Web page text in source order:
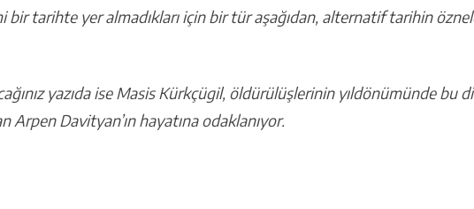
bir tarihte yer almadıkları için bir tür aşağıdan, alternatif tarihin
yazıda ise Masis Kürkçügil, öldürülüşlerinin yıldönümünde bu
Arpen Davityan’ın hayatına odaklanıyor.